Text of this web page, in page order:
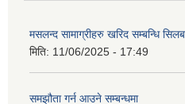
मसलन्द सामाग्रीहरु खरिद सम्बन्धि
मिति: 11/06/2025 - 17:49
समझौता गर्न आउने सम्बन्धमा